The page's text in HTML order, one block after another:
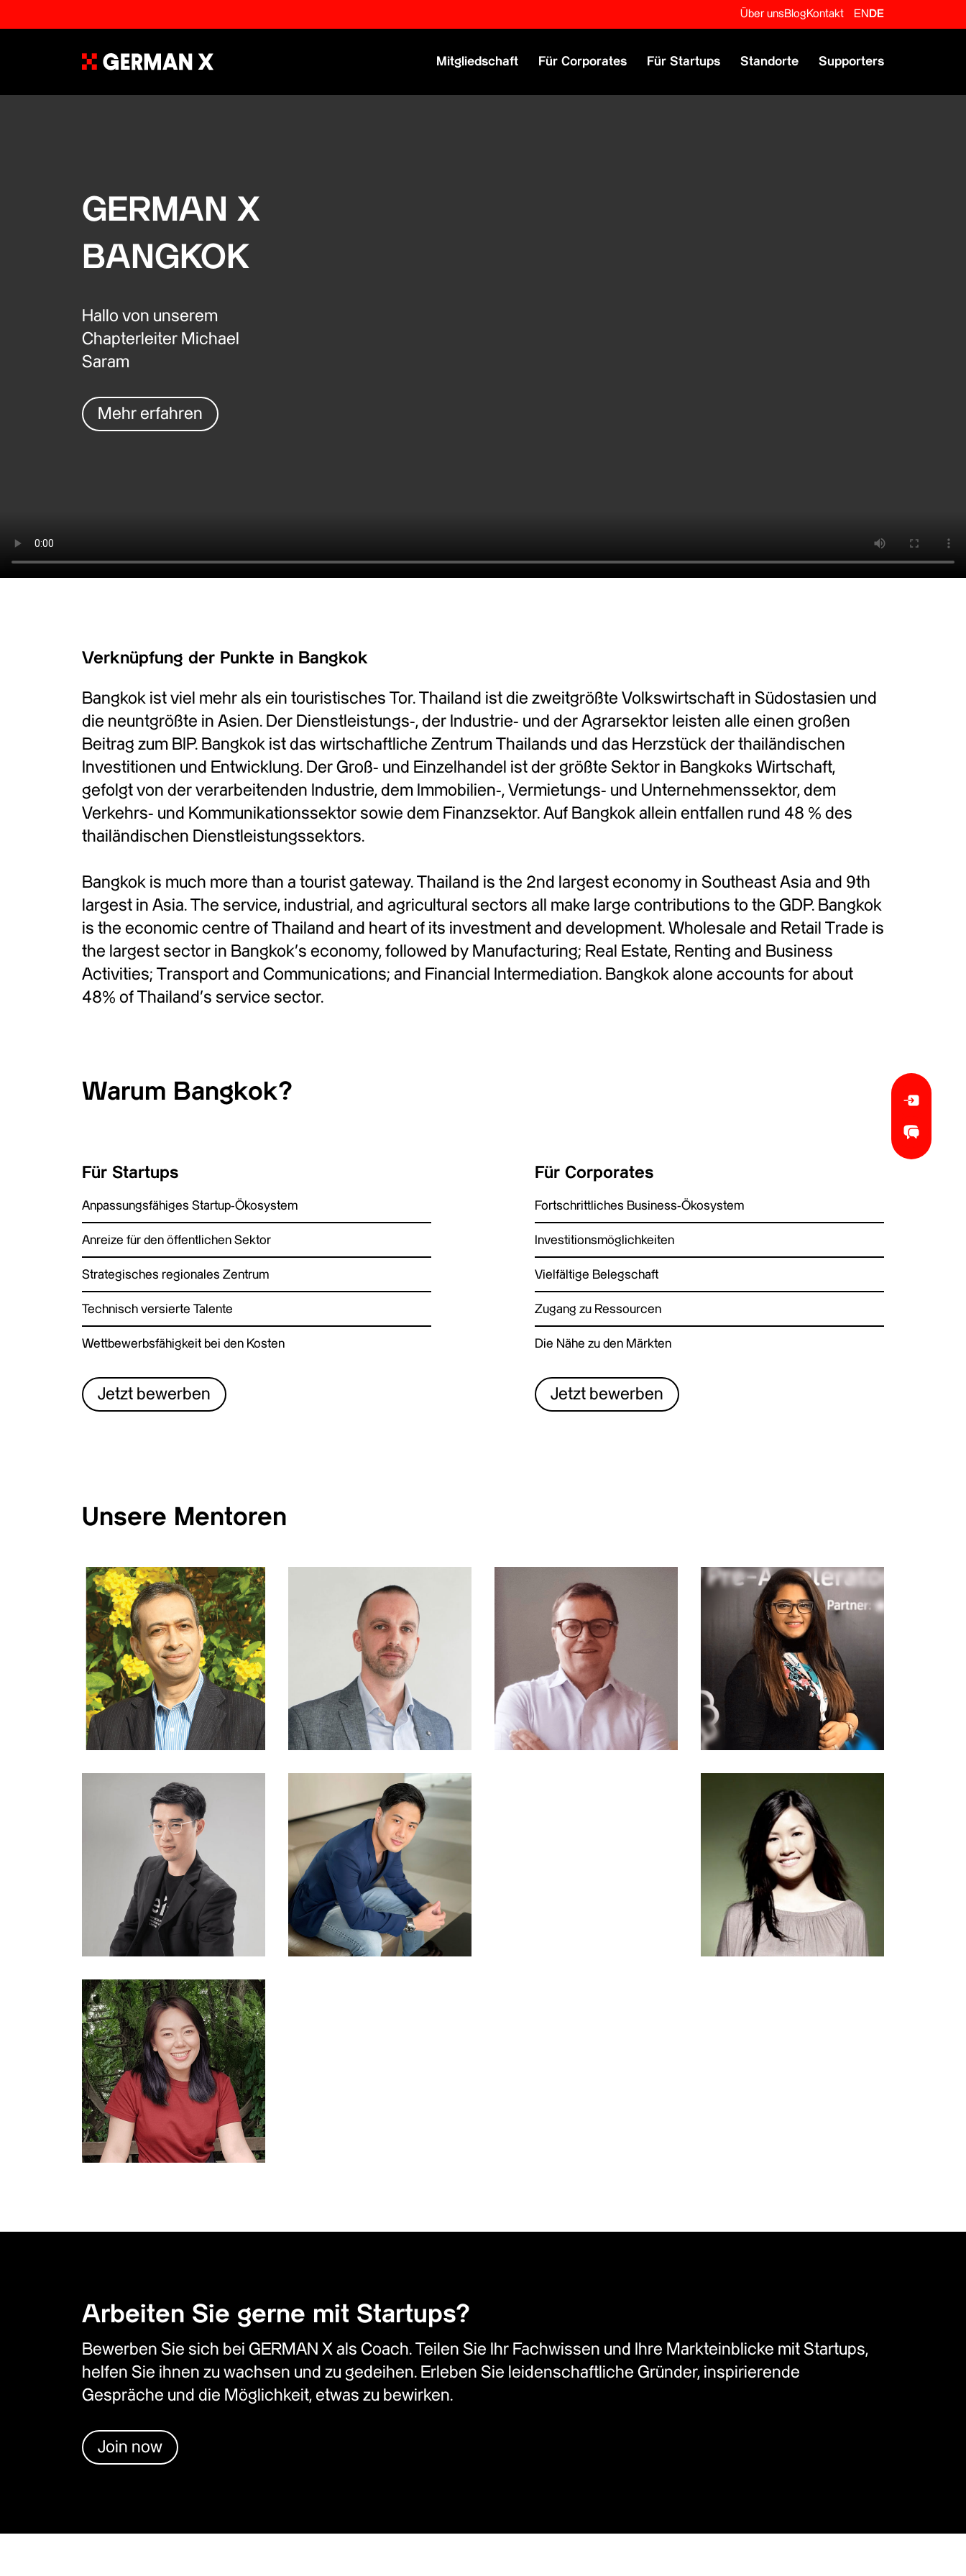
Über unsBlog Kontakt EN DE
Primary Menu
Mitgliedschaft Für Corporates Für Startups Standorte Supporters
GERMAN X
BANGKOK
Hallo von unserem
Chapterleiter Michael
Saram
Mehr erfahren
Verknüpfung der Punkte in Bangkok
Bangkok ist viel mehr als ein touristisches Tor. Thailand ist die zweitgrößte Volkswirtschaft in Südostasien und
die neuntgrößte in Asien. Der Dienstleistungs-, der Industrie- und der Agrarsektor leisten alle einen großen
Beitrag zum BIP. Bangkok ist das wirtschaftliche Zentrum Thailands und das Herzstück der thailändischen
Investitionen und Entwicklung. Der Groß- und Einzelhandel ist der größte Sektor in Bangkoks Wirtschaft,
gefolgt von der verarbeitenden Industrie, dem Immobilien-, Vermietungs- und Unternehmenssektor, dem
Verkehrs- und Kommunikationssektor sowie dem Finanzsektor. Auf Bangkok allein entfallen rund 48 % des
thailändischen Dienstleistungssektors.
Bangkok is much more than a tourist gateway. Thailand is the 2nd largest economy in Southeast Asia and 9th
largest in Asia. The service, industrial, and agricultural sectors all make large contributions to the GDP. Bangkok
is the economic centre of Thailand and heart of its investment and development. Wholesale and Retail Trade is
the largest sector in Bangkok’s economy, followed by Manufacturing; Real Estate, Renting and Business
Activities; Transport and Communications; and Financial Intermediation. Bangkok alone accounts for about
48% of Thailand’s service sector.
Warum Bangkok?
Für Startups
Anpassungsfähiges Startup-Ökosystem
Anreize für den öffentlichen Sektor
Strategisches regionales Zentrum
Technisch versierte Talente
Wettbewerbsfähigkeit bei den Kosten
Jetzt bewerben
Für Corporates
Fortschrittliches Business-Ökosystem
Investitionsmöglichkeiten
Vielfältige Belegschaft
Zugang zu Ressourcen
Die Nähe zu den Märkten
Jetzt bewerben
Unsere Mentoren
Arbeiten Sie gerne mit Startups?
Bewerben Sie sich bei GERMAN X als Coach. Teilen Sie Ihr Fachwissen und Ihre Markteinblicke mit Startups,
helfen Sie ihnen zu wachsen und zu gedeihen. Erleben Sie leidenschaftliche Gründer, inspirierende
Gespräche und die Möglichkeit, etwas zu bewirken.
Join now